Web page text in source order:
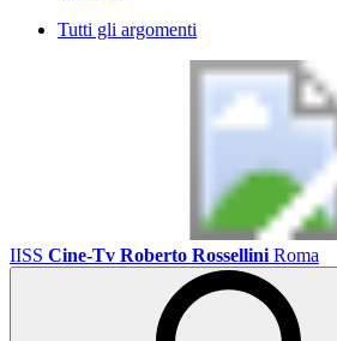
Tutti gli argomenti
IISS Cine-Tv Roberto Rossellini Roma